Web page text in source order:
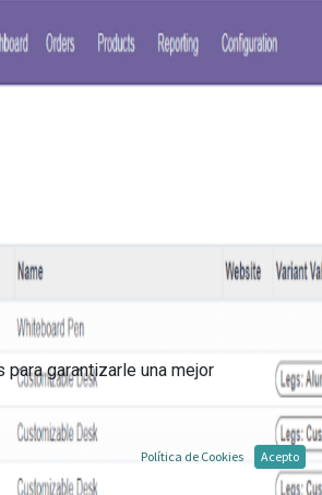
garantizarle una mejor
Política de Cookies Acepto